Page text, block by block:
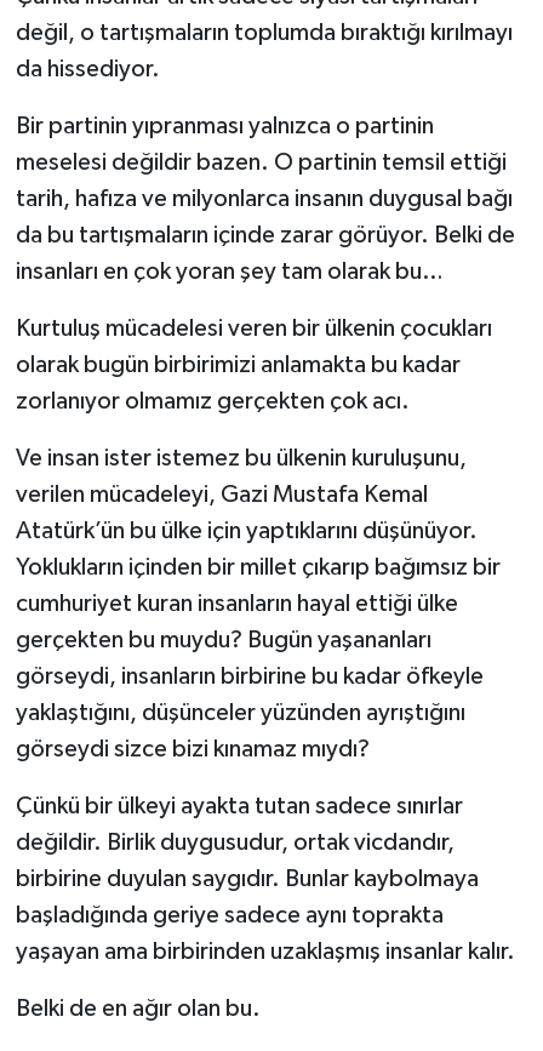
değil, o tartışmaların toplumda bıraktığı kırılmayı
da hissediyor.
Bir partinin yıpranması yalnızca o partinin
meselesi değildir bazen. O partinin temsil ettiği
tarih, hafıza ve milyonlarca insanın duygusal bağı
da bu tartışmaların içinde zarar görüyor. Belki de
insanları en çok yoran şey tam olarak bu…
Kurtuluş mücadelesi veren bir ülkenin çocukları
olarak bugün birbirimizi anlamakta bu kadar
zorlanıyor olmamız gerçekten çok acı.
Ve insan ister istemez bu ülkenin kuruluşunu,
verilen mücadeleyi, Gazi Mustafa Kemal
Atatürk’ün bu ülke için yaptıklarını düşünüyor.
Yoklukların içinden bir millet çıkarıp bağımsız bir
cumhuriyet kuran insanların hayal ettiği ülke
gerçekten bu muydu? Bugün yaşananları
görseydi, insanların birbirine bu kadar öfkeyle
yaklaştığını, düşünceler yüzünden ayrıştığını
görseydi sizce bizi kınamaz mıydı?
Çünkü bir ülkeyi ayakta tutan sadece sınırlar
değildir. Birlik duygusudur, ortak vicdandır,
birbirine duyulan saygıdır. Bunlar kaybolmaya
başladığında geriye sadece aynı toprakta
yaşayan ama birbirinden uzaklaşmış insanlar kalır.
Belki de en ağır olan bu.